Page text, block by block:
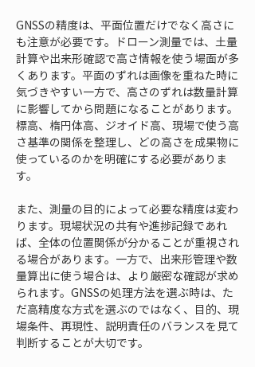
GNSSの精度は、平面位置だけでなく高さに
も注意が必要です。ドローン測量では、土量
計算や出来形確認で高さ情報を使う場面が多
くあります。平面のずれは画像を重ねた時に
気づきやすい一方で、高さのずれは数量計算
に影響してから問題になることがあります。
標高、楕円体高、ジオイド高、現場で使う高
さ基準の関係を整理し、どの高さを成果物に
使っているのかを明確にする必要がありま
す。
また、測量の目的によって必要な精度は変わ
ります。現場状況の共有や進捗記録であれ
ば、全体の位置関係が分かることが重視され
る場合があります。一方で、出来形管理や数
量算出に使う場合は、より厳密な確認が求め
られます。GNSSの処理方法を選ぶ時は、た
だ高精度な方式を選ぶのではなく、目的、現
場条件、再現性、説明責任のバランスを見て
判断することが大切です。